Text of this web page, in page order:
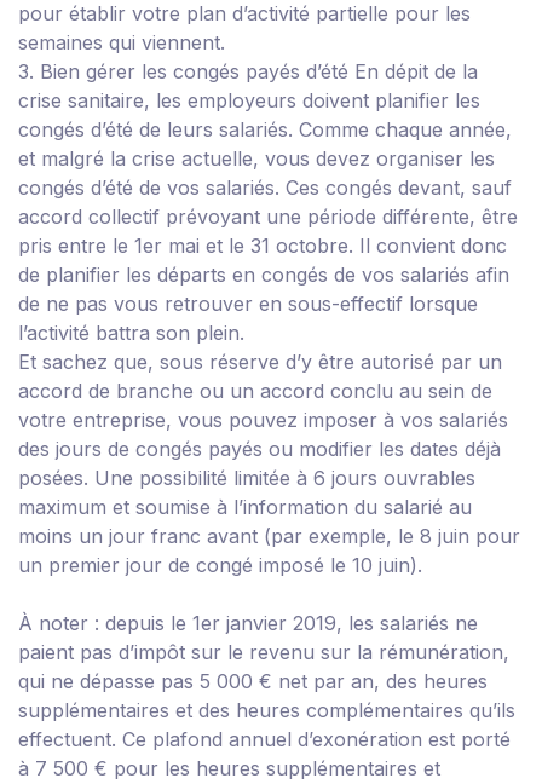
pour établir votre plan d’activité partielle pour les
semaines qui viennent.
3. Bien gérer les congés payés d’été En dépit de la
crise sanitaire, les employeurs doivent planifier les
congés d’été de leurs salariés. Comme chaque année,
et malgré la crise actuelle, vous devez organiser les
congés d’été de vos salariés. Ces congés devant, sauf
accord collectif prévoyant une période différente, être
pris entre le 1er mai et le 31 octobre. Il convient donc
de planifier les départs en congés de vos salariés afin
de ne pas vous retrouver en sous-effectif lorsque
l’activité battra son plein.
Et sachez que, sous réserve d’y être autorisé par un
accord de branche ou un accord conclu au sein de
votre entreprise, vous pouvez imposer à vos salariés
des jours de congés payés ou modifier les dates déjà
posées. Une possibilité limitée à 6 jours ouvrables
maximum et soumise à l’information du salarié au
moins un jour franc avant (par exemple, le 8 juin pour
un premier jour de congé imposé le 10 juin).
À noter : depuis le 1er janvier 2019, les salariés ne
paient pas d’impôt sur le revenu sur la rémunération,
qui ne dépasse pas 5 000 € net par an, des heures
supplémentaires et des heures complémentaires qu’ils
effectuent. Ce plafond annuel d’exonération est porté
à 7 500 € pour les heures supplémentaires et